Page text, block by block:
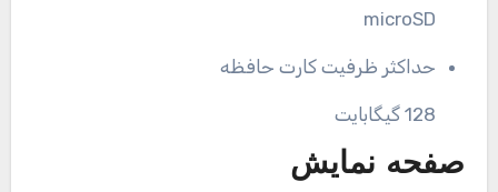
microSD
حداکثر ظرفیت کارت حافظه
128 گیگابایت
صفحه نمایش